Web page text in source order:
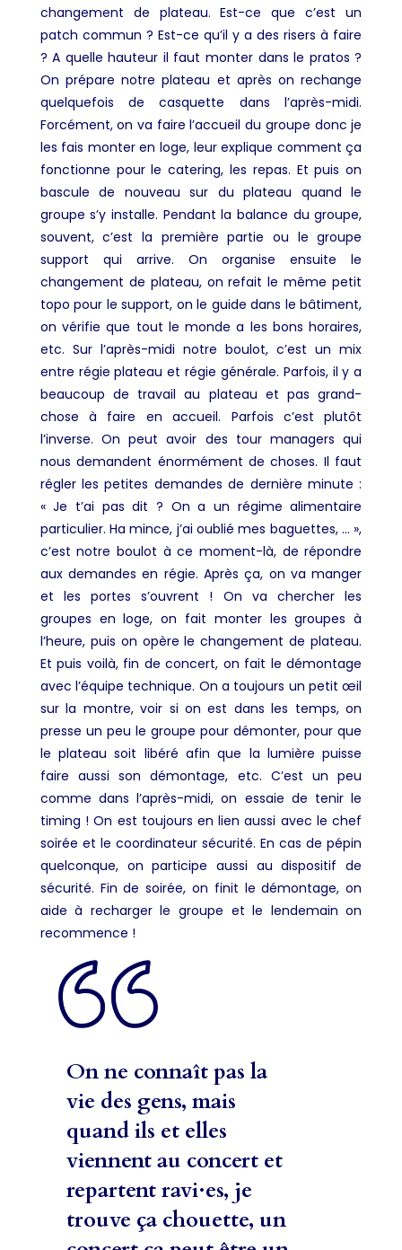
changement de plateau. Est-ce que c’est un
patch commun ? Est-ce qu’il y a des risers à faire
? A quelle hauteur il faut monter dans le pratos ?
On prépare notre plateau et après on rechange
quelquefois de casquette dans l’après-midi.
Forcément, on va faire l’accueil du groupe donc je
les fais monter en loge, leur explique comment ça
fonctionne pour le catering, les repas. Et puis on
bascule de nouveau sur du plateau quand le
groupe s’y installe. Pendant la balance du groupe,
souvent, c’est la première partie ou le groupe
support qui arrive. On organise ensuite le
changement de plateau, on refait le même petit
topo pour le support, on le guide dans le bâtiment,
on vérifie que tout le monde a les bons horaires,
etc. Sur l’après-midi notre boulot, c’est un mix
entre régie plateau et régie générale. Parfois, il y a
beaucoup de travail au plateau et pas grand-
chose à faire en accueil. Parfois c’est plutôt
l’inverse. On peut avoir des tour managers qui
nous demandent énormément de choses. Il faut
régler les petites demandes de dernière minute :
« Je t’ai pas dit ? On a un régime alimentaire
particulier. Ha mince, j’ai oublié mes baguettes, … »,
c’est notre boulot à ce moment-là, de répondre
aux demandes en régie. Après ça, on va manger
et les portes s’ouvrent ! On va chercher les
groupes en loge, on fait monter les groupes à
l’heure, puis on opère le changement de plateau.
Et puis voilà, fin de concert, on fait le démontage
avec l’équipe technique. On a toujours un petit œil
sur la montre, voir si on est dans les temps, on
presse un peu le groupe pour démonter, pour que
le plateau soit libéré afin que la lumière puisse
faire aussi son démontage, etc. C’est un peu
comme dans l’après-midi, on essaie de tenir le
timing ! On est toujours en lien aussi avec le chef
soirée et le coordinateur sécurité. En cas de pépin
quelconque, on participe aussi au dispositif de
sécurité. Fin de soirée, on finit le démontage, on
aide à recharger le groupe et le lendemain on
recommence !
On ne connaît pas la
vie des gens, mais
quand ils et elles
viennent au concert et
repartent ravi·es, je
trouve ça chouette, un